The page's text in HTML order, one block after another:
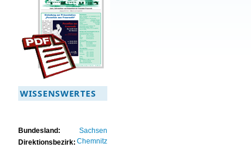
WISSENSWERTES
Bundesland:
Sachsen
Direktionsbezirk: Chemnitz